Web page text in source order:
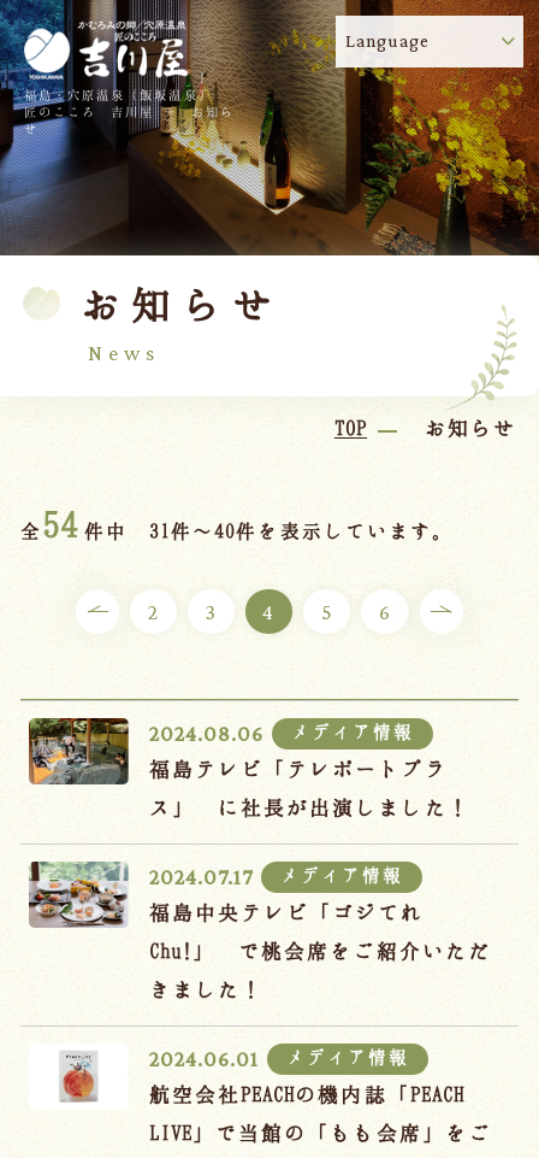
福島・穴原温泉（飯坂温泉）
匠のこころ 吉川屋 - お知ら
せ
Language
お知らせ
News
TOP お知らせ
全54 件中 31件～40件を表示しています。
2 3 4 5 6
2024.08.06 メディア情報
福島テレビ「テレポートプラ
ス」 に社長が出演しました！
2024.07.17 メディア情報
福島中央テレビ「ゴジてれ
Chu!」 で桃会席をご紹介いただ
きました！
2024.06.01 メディア情報
航空会社PEACHの機内誌「PEACH
LIVE」で当館の「もも会席」をご
! 吉川屋のコロナウイルス感染症対策について
TOP 吉川屋について
温泉 客室
料理
館内
ご宿泊プラン
お部屋からプランを選ぶ
空室カレンダーから選ぶ
会議・団体 吉川屋で過ごす特別な日
お知らせ よくあるご質問
お問い合わせ
予約確認・変更・キャンセル
キャンセルポリシー
宿泊約款
オンラインショップ